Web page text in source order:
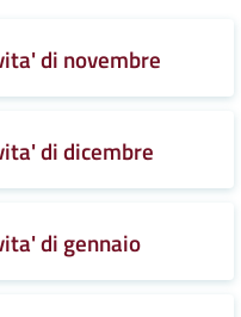
di novembre
di dicembre
di gennaio